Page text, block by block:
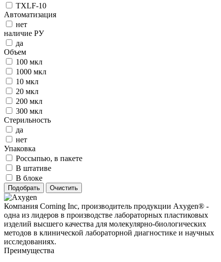
TXLF-10
Автоматизация
нет
наличие РУ
да
Объем
100 мкл
1000 мкл
10 мкл
20 мкл
200 мкл
300 мкл
Стерильность
да
нет
Упаковка
Россыпью, в пакете
В штативе
В блоке
Компания Corning Inc, производитель продукции Axygen® -
одна из лидеров в производстве лабораторных пластиковых
изделий высшего качества для молекулярно-биологических
методов в клинической лабораторной диагностике и научных
исследованиях.
Преимущества